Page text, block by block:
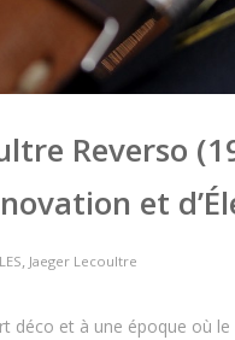
Reverso
et
, Jaeger Lecoultre
déco et à une époque où